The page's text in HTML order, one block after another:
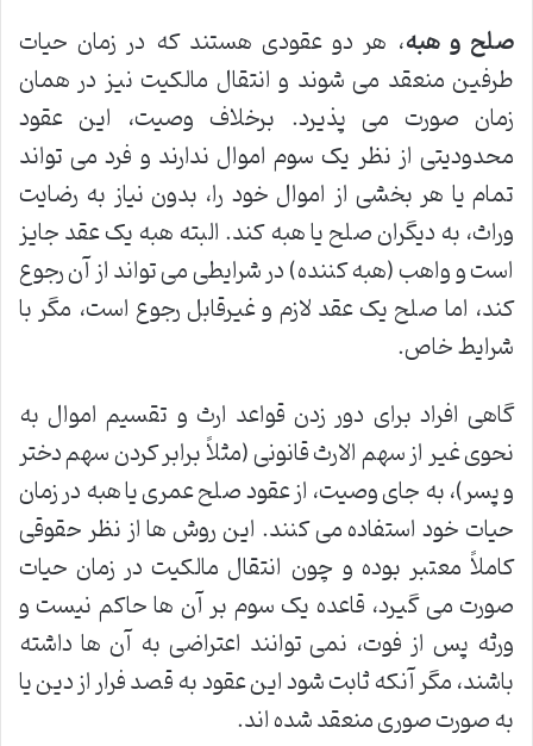
صلح و هبه، هر دو عقودی هستند که در زمان حیات
طرفین منعقد می شوند و انتقال مالکیت نیز در همان
زمان صورت می پذیرد. برخلاف وصیت، این عقود
محدودیتی از نظر یک سوم اموال ندارند و فرد می تواند
تمام یا هر بخشی از اموال خود را، بدون نیاز به رضایت
وراث، به دیگران صلح یا هبه کند. البته هبه یک عقد جایز
است و واهب (هبه کننده) در شرایطی می تواند از آن رجوع
کند، اما صلح یک عقد لازم و غیرقابل رجوع است، مگر با
شرایط خاص.
گاهی افراد برای دور زدن قواعد ارث و تقسیم اموال به
نحوی غیر از سهم الارث قانونی (مثلاً برابر کردن سهم دختر
و پسر)، به جای وصیت، از عقود صلح عمری یا هبه در زمان
حیات خود استفاده می کنند. این روش ها از نظر حقوقی
کاملاً معتبر بوده و چون انتقال مالکیت در زمان حیات
صورت می گیرد، قاعده یک سوم بر آن ها حاکم نیست و
ورثه پس از فوت، نمی توانند اعتراضی به آن ها داشته
باشند، مگر آنکه ثابت شود این عقود به قصد فرار از دین یا
به صورت صوری منعقد شده اند.